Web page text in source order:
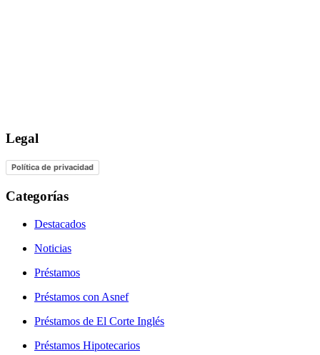
Legal
Política de privacidad
Categorías
Destacados
Noticias
Préstamos
Préstamos con Asnef
Préstamos de El Corte Inglés
Préstamos Hipotecarios